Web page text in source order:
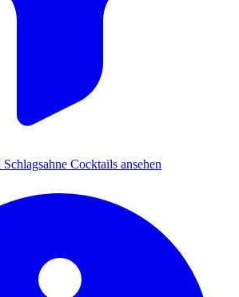
Cocktails ansehen